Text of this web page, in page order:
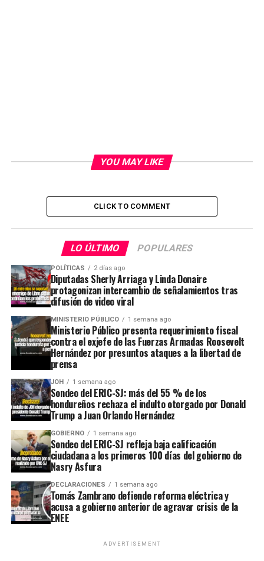
YOU MAY LIKE
CLICK TO COMMENT
LO ÚLTIMO POPULARES
POLÍTICAS 2 días ago
Diputadas Sherly Arriaga y Linda Donaire
protagonizan intercambio de señalamientos tras
difusión de video viral
MINISTERIO PÚBLICO 1 semana ago
Ministerio Público presenta requerimiento fiscal
contra el exjefe de las Fuerzas Armadas Roosevelt
Hernández por presuntos ataques a la libertad de
prensa
JOH 1 semana ago
Sondeo del ERIC-SJ: más del 55 % de los
hondureños rechaza el indulto otorgado por Donald
Trump a Juan Orlando Hernández
GOBIERNO 1 semana ago
Sondeo del ERIC-SJ refleja baja calificación
ciudadana a los primeros 100 días del gobierno de
Nasry Asfura
DECLARACIONES 1 semana ago
Tomás Zambrano defiende reforma eléctrica y
acusa a gobierno anterior de agravar crisis de la
ENEE
ADVERTISEMENT